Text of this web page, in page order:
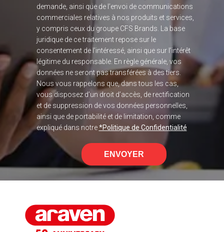
demande, ainsi que de l’envoi de communications
commerciales relatives à nos produits et services,
y compris ceux du groupe CFS Brands. La base
juridique de ce traitement repose sur le
consentement de l’intéressé, ainsi que sur l’intérêt
légitime du responsable. En règle générale, vos
données ne seront pas transférées à des tiers.
Nous vous rappelons que, dans tous les cas,
vous disposez d’un droit d’accès, de rectification
et de suppression de vos données personnelles,
ainsi que de portabilité et de limitation, comme
expliqué dans notre*Politique de Confidentialité
ENVOYER